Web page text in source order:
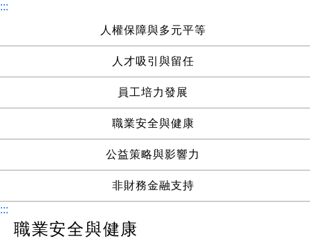
:::
人權保障與多元平等
人才吸引與留任
員工培力發展
職業安全與健康
公益策略與影響力
非財務金融支持
:::
職業安全與健康